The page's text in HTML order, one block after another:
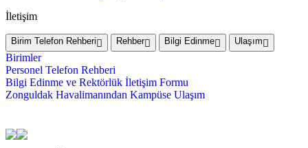
İletişim
Birim Telefon Rehberi Rehber Bilgi Edinme Ulaşım
Birimler
Personel Telefon Rehberi
Bilgi Edinme ve Rektörlük İletişim Formu
Zonguldak Havalimanından Kampüse Ulaşım